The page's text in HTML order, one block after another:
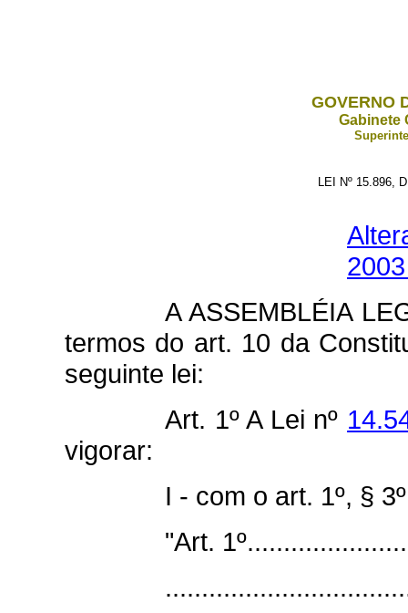
GOVERNO
Gabinete
LEI Nº 15.896,
A ASSEMBLÉIA
termos do art. 10 da
seguinte lei:
Art. 1º A Lei nº
vigorar:
I - com o art. 1º, §
"Art.